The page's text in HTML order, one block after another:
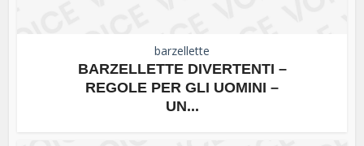
barzellette
BARZELLETTE DIVERTENTI –
REGOLE PER GLI UOMINI –
UN...